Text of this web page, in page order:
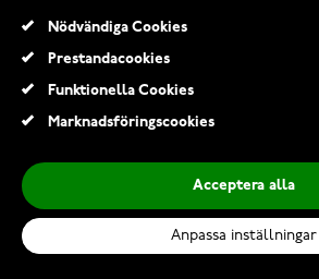
Lykken dopssmycke kors
Lykken
Nödvändiga Cookies
Prestandacookies
Funktionella Cookies
Marknadsföringscookies
Acceptera alla
Anpassa inställningar